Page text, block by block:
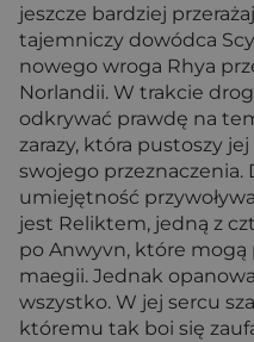
jeszcze bardziej
tajemniczy dowódca
nowego wroga Rhya
Norlandii. W trakcie
odkrywać prawdę na
zarazy, która pustoszy
swojego przeznaczenia.
umiejętność
jest Reliktem, jedną z
po Anwyvn, które
maegii. Jednak
wszystko. W jej sercu
któremu tak boi się